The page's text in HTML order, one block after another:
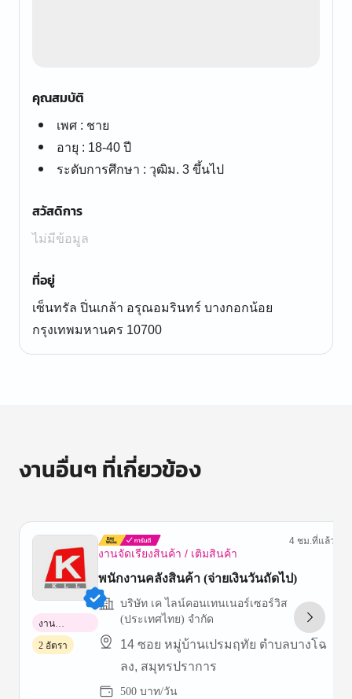
คุณสมบัติ
เพศ : ชาย
อายุ : 18-40 ปี
ระดับการศึกษา : วุฒิม. 3 ขึ้นไป
สวัสดิการ
ไม่มีข้อมูล
ที่อยู่
เซ็นทรัล ปิ่นเกล้า อรุณอมรินทร์ บางกอกน้อย
กรุงเทพมหานคร 10700
งานอื่นๆ ที่เกี่ยวข้อง
งานจัดเรียงสินค้า / เติมสินค้า
4 ชม.ที่แล้ว
พนักงานคลังสินค้า (จ่ายเงินวันถัดไป)
บริษัท เค ไลน์คอนเทนเนอร์เซอร์วิส
(ประเทศไทย) จำกัด
14 ซอย หมู่บ้านเปรมฤทัย ตำบลบางโฉ
ลง, สมุทรปราการ
500 บาท/วัน
งาน
พาร์ทไทม์
2 อัตรา